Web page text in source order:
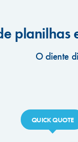
planilhas
O cliente
QUICK QUOTE